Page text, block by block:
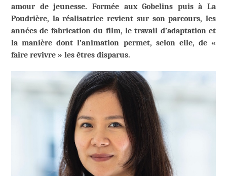
amour de jeunesse. Formée aux Gobelins puis à La
Poudrière, la réalisatrice revient sur son parcours, les
années de fabrication du film, le travail d’adaptation et
la manière dont l’animation permet, selon elle, de «
faire revivre » les êtres disparus.